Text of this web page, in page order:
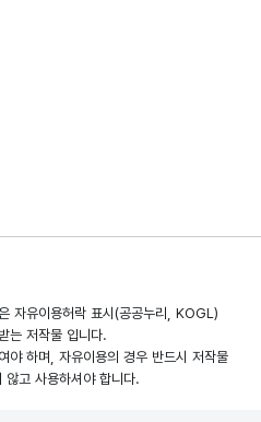
자유이용허락 표시(공공누리, KOGL)
는 저작물 입니다.
야 하며, 자유이용의 경우 반드시 저작물
않고 사용하셔야 합니다.